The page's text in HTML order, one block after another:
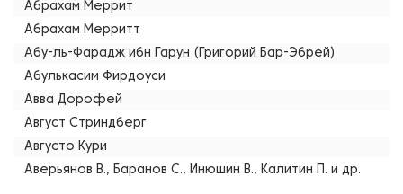
Абрахам Меррит
Абрахам Мерритт
Абу-ль-Фарадж ибн Гарун (Григорий Бар-Эбрей)
Абулькасим Фирдоуси
Авва Дорофей
Август Стриндберг
Августо Кури
Аверьянов В., Баранов С., Инюшин В., Калитин П. и др.